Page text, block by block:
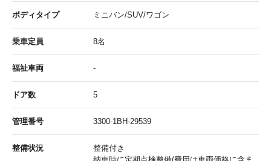
ボディタイプ ミニバン/SUV/ワゴン
乗車定員 8名
福祉車両 -
ドア数 5
管理番号 3300-1BH-29539
整備状況
整備付き